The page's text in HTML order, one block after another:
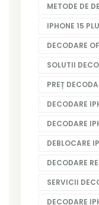
METODE DE
IPHONE 15
DECODARE
SOLUTII
PREȚ
DECODARE
DECODARE
DEBLOCARE
DECODARE
SERVICII
DECODARE